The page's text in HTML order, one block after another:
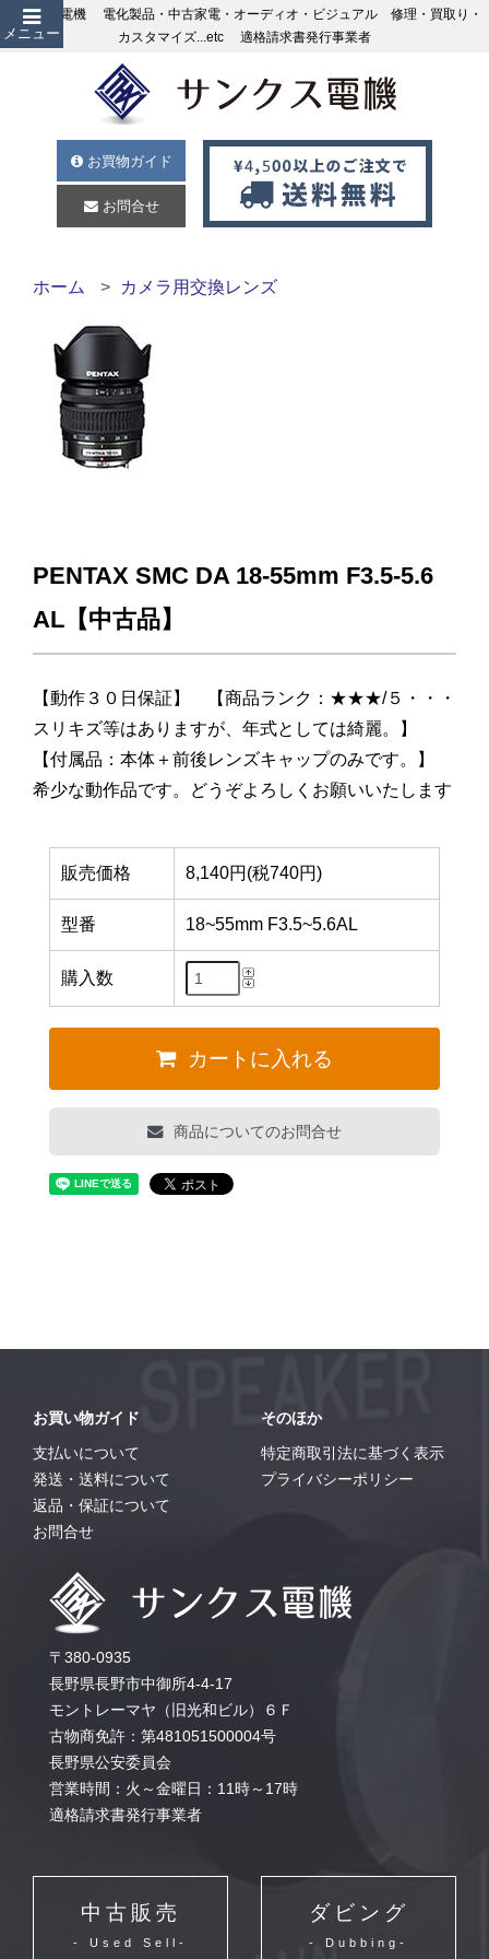
メニュー
サンクス電機 電化製品・中古家電・オーディオ・ビジュアル 修理・買取り・
カスタマイズ...etc 適格請求書発行事業者
お買物ガイド
お問合せ
ホーム カメラ用交換レンズ
PENTAX SMC DA 18-55mm F3.5-5.6
AL【中古品】
【動作３０日保証】 【商品ランク：★★★/５・・・
スリキズ等はありますが、年式としては綺麗。】
【付属品：本体＋前後レンズキャップのみです。】
希少な動作品です。どうぞよろしくお願いいたします
販売価格 8,140円(税740円)
型番 18~55mm F3.5~5.6AL
購入数
カートに入れる
商品についてのお問合せ
お買い物ガイド
支払いについて
発送・送料について
返品・保証について
お問合せ
そのほか
特定商取引法に基づく表示
プライバシーポリシー
〒380-0935
長野県長野市中御所4-4-17
モントレーマヤ（旧光和ビル）６Ｆ
古物商免許：第481051500004号
長野県公安委員会
営業時間：火～金曜日：11時～17時
適格請求書発行事業者
中古販売
- Used Sell-
ダビング
- Dubbing-